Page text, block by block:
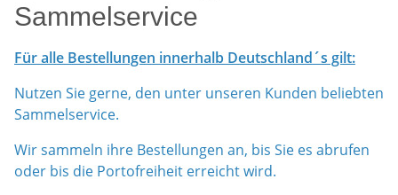
Sammelservice
Für alle Bestellungen innerhalb Deutschland´s gilt:
Nutzen Sie gerne, den unter unseren Kunden beliebten
Sammelservice.
Wir sammeln ihre Bestellungen an, bis Sie es abrufen
oder bis die Portofreiheit erreicht wird.